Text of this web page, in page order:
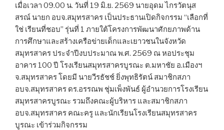
เมื่อเวลา 09.00 น. วันที่ 19 มิ.ย. 2569 นายอุดม ไกรวัตนุส
สรณ์ นายก อบจ.สมุทรสาคร เป็นประธานเปิดกิจกรรม “เลือกที่
ใช่ เรียนที่ชอบ” รุ่นที่ 1 ภายใต้โครงการพัฒนาศักยภาพด้าน
การศึกษาและสร้างเครือข่ายเด็กและเยาวชนในจังหวัด
สมุทรสาคร ประจำปีงบประมาณ พ.ศ. 2569 ณ หอประชุม
อาคาร 100 ปี โรงเรียนสมุทรสาครบูรณะ ต.มหาชัย อ.เมืองฯ
จ.สมุทรสาคร โดยมี นายวีรธัชช์ ยิ่งพุทธิรัตน์ สมาชิกสภา
อบจ.สมุทรสาคร ดร.อรรณพ ชุ่มเพ็งพันธ์ ผู้อำนวยการโรงเรียน
สมุทรสาครบูรณะ รวมถึงคณะผู้บริหาร และสมาชิกสภา
อบจ.สมุทรสาคร คณะครู และนักเรียนโรงเรียนสมุทรสาคร
บูรณะ เข้าร่วมกิจกรรม